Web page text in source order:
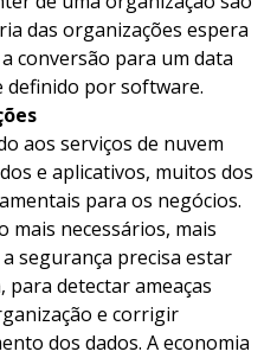
das organizações espera
conversão para um data
definido por software.
aos serviços de nuvem
e aplicativos, muitos dos
para os negócios.
mais necessários, mais
segurança precisa estar
para detectar ameaças
e corrigir
dos dados. A economia